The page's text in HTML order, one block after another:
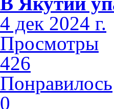
4 дек 2024 г.
Просмотры
426
Понравилось
0